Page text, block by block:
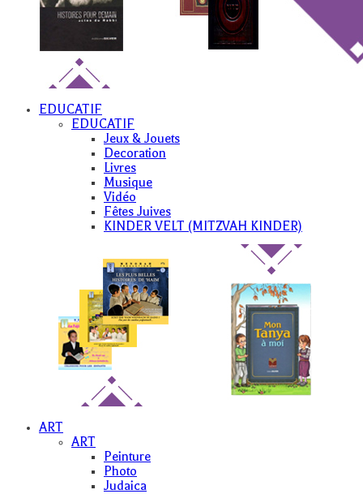
EDUCATIF
EDUCATIF
Jeux & Jouets
Decoration
Livres
Musique
Vidéo
Fêtes Juives
KINDER VELT (MITZVAH KINDER)
ART
ART
Peinture
Photo
Judaica